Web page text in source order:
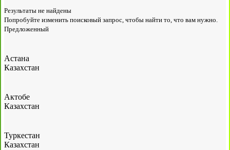
Результаты не найдены
Попробуйте изменить поисковый запрос, чтобы найти то, что вам нужно.
Предложенный
Астана
Казахстан
Актобе
Казахстан
Туркестан
Казахстан